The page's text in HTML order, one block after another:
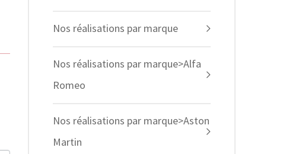
Nos réalisations par marque
Nos réalisations par marque>Alfa
Romeo
Nos réalisations par marque>Aston
Martin